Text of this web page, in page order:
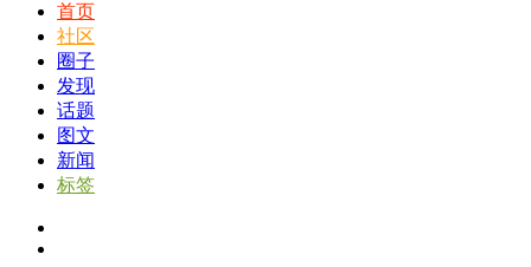
首页
社区
圈子
发现
话题
图文
新闻
标签